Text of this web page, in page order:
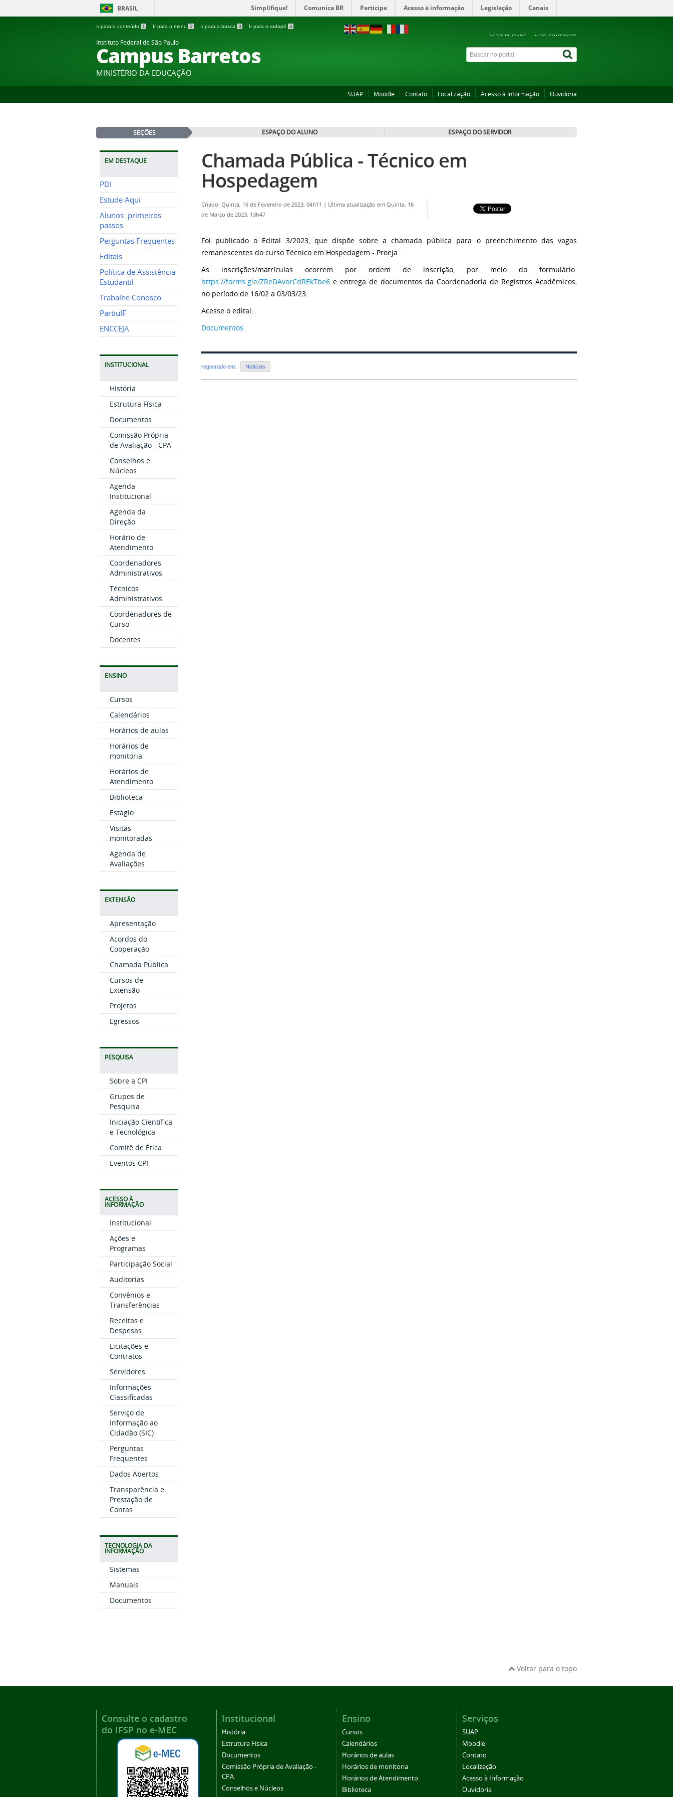
BRASIL Simplifique! Comunica BR Participe Acesso à informação Legislação Canais
Ir para o conteúdo 1 Ir para o menu 2 Ir para a busca 3 Ir para o rodapé 4
ACESSIBILIDADE ALTO CONTRASTE
Instituto Federal de São Paulo
Campus Barretos
MINISTÉRIO DA EDUCAÇÃO
SUAP Moodle Contato Localização Acesso à Informação Ouvidoria
SEÇÕES ESPAÇO DO ALUNO ESPAÇO DO SERVIDOR
EM DESTAQUE
PDI
Estude Aqui
Alunos: primeiros
passos
Perguntas Frequentes
Editais
Política de Assistência
Estudantil
Trabalhe Conosco
PartiuIF
ENCCEJA
INSTITUCIONAL
História
Estrutura Física
Documentos
Comissão Própria
de Avaliação - CPA
Conselhos e
Núcleos
Agenda
Institucional
Agenda da
Direção
Horário de
Atendimento
Coordenadores
Administrativos
Técnicos
Administrativos
Coordenadores de
Curso
Docentes
ENSINO
Cursos
Calendários
Horários de aulas
Horários de
monitoria
Horários de
Atendimento
Biblioteca
Estágio
Visitas
monitoradas
Agenda de
Avaliações
EXTENSÃO
Apresentação
Acordos do
Cooperação
Chamada Pública
Cursos de
Extensão
Projetos
Egressos
PESQUISA
Sobre a CPI
Grupos de
Pesquisa
Iniciação Científica
e Tecnológica
Comitê de Ética
Eventos CPI
ACESSO À
INFORMAÇÃO
Institucional
Ações e
Programas
Participação Social
Auditorias
Convênios e
Transferências
Receitas e
Despesas
Licitações e
Contratos
Servidores
Informações
Classificadas
Serviço de
Informação ao
Cidadão (SIC)
Perguntas
Frequentes
Dados Abertos
Transparência e
Prestação de
Contas
TECNOLOGIA DA
INFORMAÇÃO
Sistemas
Manuais
Documentos
Chamada Pública - Técnico em
Hospedagem
Criado: Quinta, 16 de Fevereiro de 2023, 04h11 | Última atualização em Quinta, 16
de Março de 2023, 13h47
Foi publicado o Edital 3/2023, que dispõe sobre a chamada pública para o preenchimento das vagas
remanescentes do curso Técnico em Hospedagem - Proeja.
As inscrições/matrículas ocorrem por ordem de inscrição, por meio do formulário:
https://forms.gle/ZReDAvorCdREkTbe6 e entrega de documentos da Coordenadoria de Registros Acadêmicos,
no período de 16/02 a 03/03/23.
Acesse o edital:
Documentos
registrado em: Notícias
Voltar para o topo
Consulte o cadastro
do IFSP no e-MEC
Institucional
História
Estrutura Física
Documentos
Comissão Própria de Avaliação -
CPA
Conselhos e Núcleos
Ensino
Cursos
Calendários
Horários de aulas
Horários de monitoria
Horários de Atendimento
Biblioteca
Serviços
SUAP
Moodle
Contato
Localização
Acesso à Informação
Ouvidoria